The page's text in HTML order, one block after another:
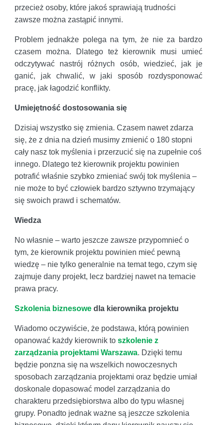
przecież osoby, które jakoś sprawiają trudności
zawsze można zastąpić innymi.
Problem jednakże polega na tym, że nie za bardzo
czasem można. Dlatego też kierownik musi umieć
odczytywać nastrój różnych osób, wiedzieć, jak je
ganić, jak chwalić, w jaki sposób rozdysponować
pracę, jak łagodzić konflikty.
Umiejętność dostosowania się
Dzisiaj wszystko się zmienia. Czasem nawet zdarza
się, że z dnia na dzień musimy zmienić o 180 stopni
cały nasz tok myślenia i przerzucić się na zupełnie coś
innego. Dlatego też kierownik projektu powinien
potrafić właśnie szybko zmieniać swój tok myślenia –
nie może to być człowiek bardzo sztywno trzymający
się swoich prawd i schematów.
Wiedza
No własnie – warto jeszcze zawsze przypomnieć o
tym, że kierownik projektu powinien mieć pewną
wiedzę – nie tylko generalnie na temat tego, czym się
zajmuje dany projekt, lecz bardziej nawet na temacie
prawa pracy.
Szkolenia biznesowe dla kierownika projektu
Wiadomo oczywiście, że podstawa, którą powinien
opanować każdy kierownik to szkolenie z
zarządzania projektami Warszawa. Dzięki temu
będzie ponzna się na wszelkich nowoczesnych
sposobach zarządzania projektami oraz będzie umiał
doskonale dopasować model zarządzania do
charakteru przedsiębiorstwa albo do typu własnej
grupy. Ponadto jednak ważne są jeszcze szkolenia